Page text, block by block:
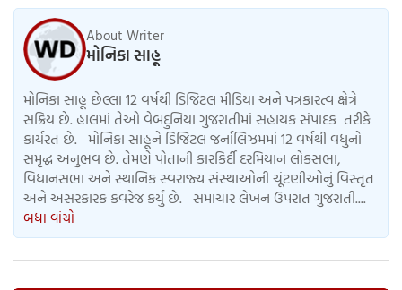
About Writer
મોનિકા સાહૂ
મોનિકા સાહૂ છેલ્લા 12 વર્ષથી ડિજિટલ મીડિયા અને પત્રકારત્વ ક્ષેત્રે
સક્રિય છે. હાલમાં તેઓ વેબદુનિયા ગુજરાતીમાં સહાયક સંપાદક તરીકે
કાર્યરત છે. મોનિકા સાહૂને ડિજિટલ જર્નાલિઝમમાં 12 વર્ષથી વધુનો
સમૃદ્ધ અનુભવ છે. તેમણે પોતાની કારકિર્દી દરમિયાન લોકસભા,
વિધાનસભા અને સ્થાનિક સ્વરાજ્ય સંસ્થાઓની ચૂંટણીઓનું વિસ્તૃત
અને અસરકારક કવરેજ કર્યું છે. સમાચાર લેખન ઉપરાંત ગુજરાતી....
બધા વાંચો